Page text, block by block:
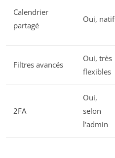
Calendrier
partagé
Oui, natif
Filtres avancés
Oui, très
flexibles
2FA
Oui,
selon
l'admin